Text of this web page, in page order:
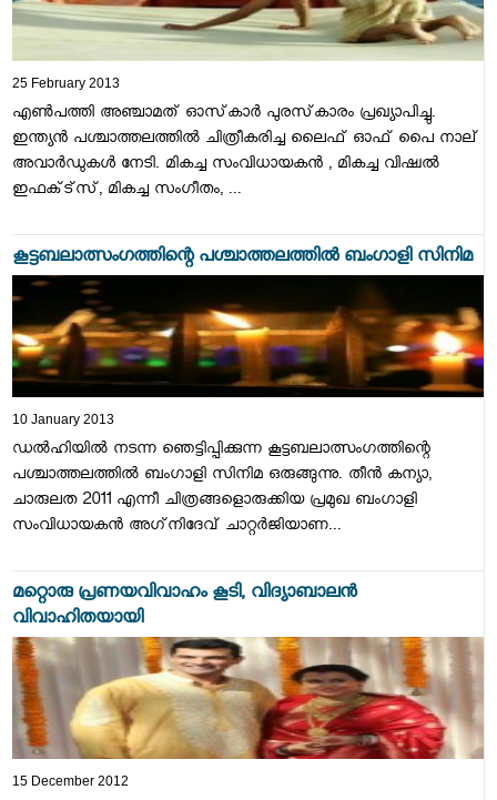
25 February 2013
എണ്‍പത്തി അഞ്ചാമത്‌ ഓസ്‌കാര്‍ പുരസ്‌കാരം പ്രഖ്യാപിച്ചു.
ഇന്ത്യന്‍ പശ്ചാത്തലത്തില്‍ ചിത്രീകരിച്ച ലൈഫ്‌ ഓഫ്‌ പൈ നാല്‌
അവാര്‍ഡുകള്‍ നേടി. മികച്ച സംവിധായകന്‍ , മികച്ച വിഷ്വല്‍
ഇഫക്‌ട്‌സ്‌, മികച്ച സംഗീതം, ...
കൂട്ടബലാത്സംഗത്തിന്റെ പശ്ചാത്തലത്തില്‍ ബംഗാളി സിനിമ
10 January 2013
ഡല്‍ഹിയില്‍ നടന്ന ഞെട്ടിപ്പിക്കുന്ന കൂട്ടബലാത്സംഗത്തിന്റെ
പശ്ചാത്തലത്തില്‍ ബംഗാളി സിനിമ ഒരുങ്ങുന്നു. തീന്‍ കന്യാ,
ചാരുലത 2011 എന്നീ ചിത്രങ്ങളൊരുക്കിയ പ്രമുഖ ബംഗാളി
സംവിധായകന്‍ അഗ്‌നിദേവ് ചാറ്റര്‍ജിയാണ...
മറ്റൊരു പ്രണയവിവാഹം കൂടി, വിദ്യാബാലന്‍
വിവാഹിതയായി
15 December 2012